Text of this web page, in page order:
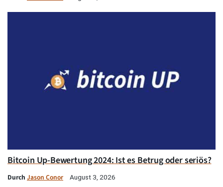
Bitcoin Up-Bewertung 2024: Ist es Betrug oder seriös?
Durch Jason Conor August 3, 2026